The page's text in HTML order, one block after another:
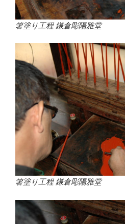
箸塗り工程 鎌倉彫陽雅堂
箸塗り工程 鎌倉彫陽雅堂